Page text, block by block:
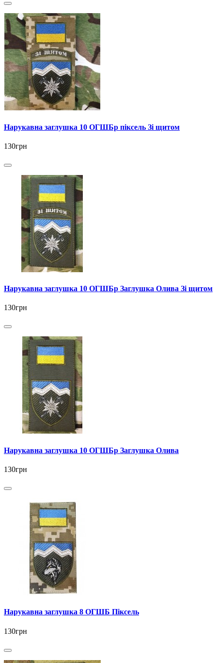
Нарукавна заглушка 10 ОГШБр піксель Зі щитом
130грн
Нарукавна заглушка 10 ОГШБр Заглушка Олива Зі щитом
130грн
Нарукавна заглушка 10 ОГШБр Заглушка Олива
130грн
Нарукавна заглушка 8 ОГШБ Піксель
130грн